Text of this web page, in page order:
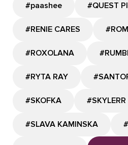
#paashee #QUEST
#RENIE CARES
#ROXOLANA
#RYTA RAY
#SKOFKA #SKYLERR
#SLAVA KAMINSKA